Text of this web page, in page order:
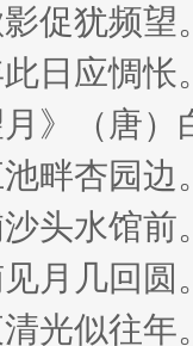
促犹频望
日应惆怅
》（唐）
畔杏园边
头水馆前
月几回圆
光似往年